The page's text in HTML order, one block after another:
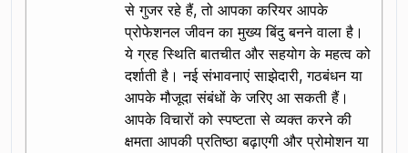
से गुजर रहे हैं, तो आपका करियर आपके
प्रोफेशनल जीवन का मुख्य बिंदु बनने वाला है।
ये ग्रह स्थिति बातचीत और सहयोग के महत्व को
दर्शाती है। नई संभावनाएं साझेदारी, गठबंधन या
आपके मौजूदा संबंधों के जरिए आ सकती हैं।
आपके विचारों को स्पष्टता से व्यक्त करने की
क्षमता आपकी प्रतिष्ठा बढ़ाएगी और प्रोमोशन या